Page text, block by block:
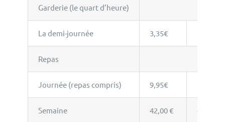
Garderie (le quart d’heure)
La demi-journée 3,35€
Repas
Journée (repas compris) 9,95€
Semaine 42,00 € 46,50 €